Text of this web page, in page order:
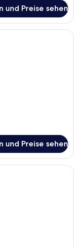
und Preise sehen
Hotelzimmer mit
und Preise sehen
Hotelzimmer mit